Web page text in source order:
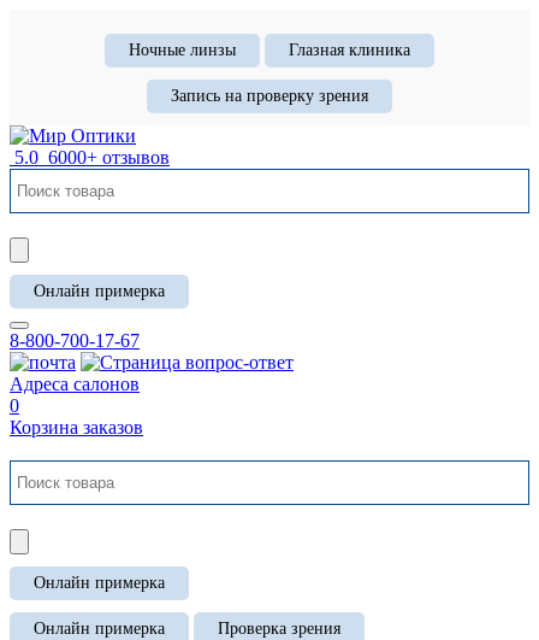
Ночные линзы Глазная клиника
Запись на проверку зрения
5.0 6000+ отзывов
Онлайн примерка
8-800-700-17-67
Адреса салонов
0
Корзина заказов
Онлайн примерка
Онлайн примерка Проверка зрения